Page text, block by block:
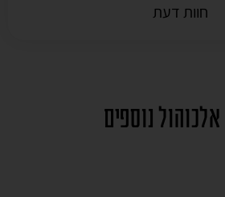
חוות דעת
אלכוהול נוספים